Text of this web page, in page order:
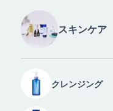
スキンケア
クレンジング